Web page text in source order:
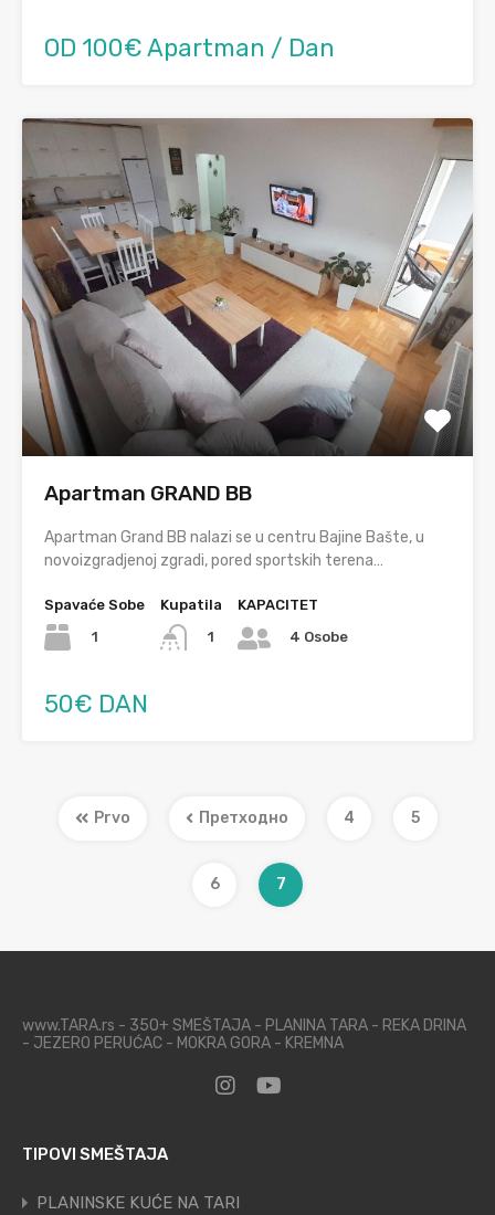
OD 100€ Apartman / Dan
Apartman GRAND BB
Apartman Grand BB nalazi se u centru Bajine Bašte, u
novoizgradjenoj zgradi, pored sportskih terena…
Spavaće Sobe
1
Kupatila
1
KAPACITET
4 Osobe
50€ DAN
Prvo Претходно 4 5
6 7
www.TARA.rs - 350+ SMEŠTAJA - PLANINA TARA - REKA DRINA
- JEZERO PERUĆAC - MOKRA GORA - KREMNA
TIPOVI SMEŠTAJA
PLANINSKE KUĆE NA TARI